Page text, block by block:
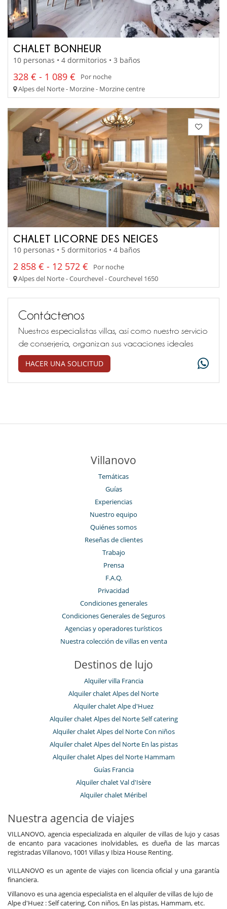
CHALET BONHEUR
10 personas • 4 dormitorios • 3 baños
328 € - 1 089 €
Por noche
Alpes del Norte - Morzine - Morzine centre
CHALET LICORNE DES NEIGES
10 personas • 5 dormitorios • 4 baños
2 858 € - 12 572 €
Por noche
Alpes del Norte - Courchevel - Courchevel 1650
Contáctenos
Nuestros especialistas villas, así como nuestro servicio
de conserjería, organizan sus vacaciones ideales
HACER UNA SOLICITUD
Villanovo
Temáticas
Guías
Experiencias
Nuestro equipo
Quiénes somos
Reseñas de clientes
Trabajo
Prensa
F.A.Q.
Privacidad
Condiciones generales
Condiciones Generales de Seguros
Agencias y operadores turísticos
Nuestra colección de villas en venta
Destinos de lujo
Alquiler villa Francia
Alquiler chalet Alpes del Norte
Alquiler chalet Alpe d'Huez
Alquiler chalet Alpes del Norte Self catering
Alquiler chalet Alpes del Norte Con niños
Alquiler chalet Alpes del Norte En las pistas
Alquiler chalet Alpes del Norte Hammam
Guías Francia
Alquiler chalet Val d'Isère
Alquiler chalet Méribel
Nuestra agencia de viajes
VILLANOVO, agencia especializada en alquiler de villas de lujo y casas
de encanto para vacaciones inolvidables, es dueña de las marcas
registradas Villanovo, 1001 Villas y Ibiza House Renting.
VILLANOVO es un agente de viajes con licencia oficial y una garantía
financiera.
Villanovo es una agencia especialista en el alquiler de villas de lujo de
Alpe d'Huez : Self catering, Con niños, En las pistas, Hammam, etc.